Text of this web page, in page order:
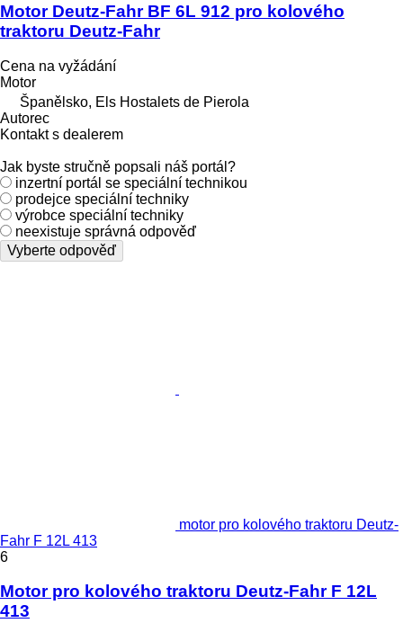
Motor Deutz-Fahr BF 6L 912 pro kolového
traktoru Deutz-Fahr
Cena na vyžádání
Motor
Španělsko, Els Hostalets de Pierola
Autorec
Kontakt s dealerem
Jak byste stručně popsali náš portál?
inzertní portál se speciální technikou
prodejce speciální techniky
výrobce speciální techniky
neexistuje správná odpověď
Vyberte odpověď
motor pro kolového traktoru Deutz-
Fahr F 12L 413
6
Motor pro kolového traktoru Deutz-Fahr F 12L
413